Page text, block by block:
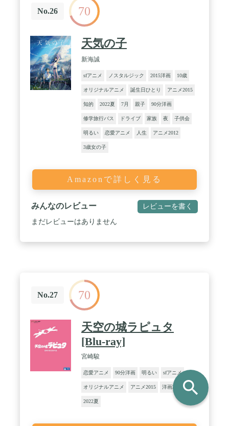
No.26 70
天気の子
新海誠
sfアニメ ノスタルジック 2015洋画 10歳
オリジナルアニメ 誕生日ひとり アニメ2015
知的 2022夏 7月 親子 90分洋画
修学旅行バス ドライブ 家族 夜 子供会
明るい 恋愛アニメ 人生 アニメ2012
3歳女の子
Amazonで詳しく見る
みんなのレビュー レビューを書く
まだレビューはありません
No.27 70
天空の城ラピュタ
[Blu-ray]
宮崎駿
恋愛アニメ 90分洋画 明るい sfアニメ
オリジナルアニメ アニメ2015 洋画2016
2022夏
search